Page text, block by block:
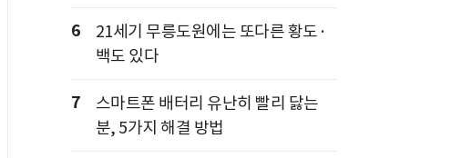
6
21세기 무릉도원에는 또다른 황도·
백도 있다
7
스마트폰 배터리 유난히 빨리 닳는
분, 5가지 해결 방법